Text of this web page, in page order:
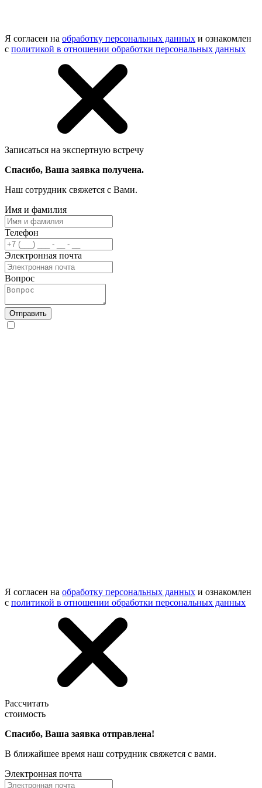
Я согласен на обработку персональных данных и ознакомлен
с политикой в отношении обработки персональных данных
Записаться на экспертную встречу
Спасибо, Ваша заявка получена.
Наш сотрудник свяжется с Вами.
Имя и фамилия
Телефон
Электронная почта
Вопрос
Отправить
Я согласен на обработку персональных данных и ознакомлен
с политикой в отношении обработки персональных данных
Рассчитать
стоимость
Спасибо, Ваша заявка отправлена!
В ближайшее время наш сотрудник свяжется с вами.
Электронная почта